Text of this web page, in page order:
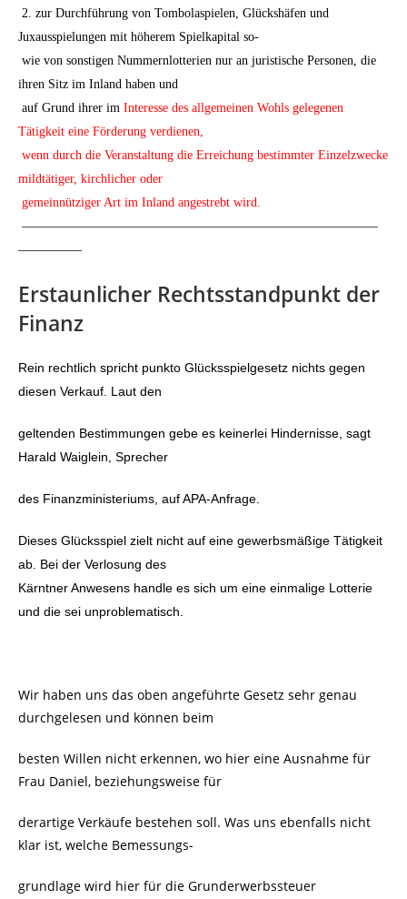
2. zur Durchführung von Tombolaspielen, Glückshäfen und
Juxausspielungen mit höherem Spielkapital so-
wie von sonstigen Nummernlotterien nur an juristische Personen, die
ihren Sitz im Inland haben und
auf Grund ihrer im Interesse des allgemeinen Wohls gelegenen
Tätigkeit eine Förderung verdienen,
wenn durch die Veranstaltung die Erreichung bestimmter Einzelzwecke
mildtätiger, kirchlicher oder
gemeinnütziger Art im Inland angestrebt wird.
————————————————————————————
—————
Erstaunlicher Rechtsstandpunkt der
Finanz
Rein rechtlich spricht punkto Glücksspielgesetz nichts gegen
diesen Verkauf. Laut den
geltenden Bestimmungen gebe es keinerlei Hindernisse, sagt
Harald Waiglein, Sprecher
des Finanzministeriums, auf APA-Anfrage.
Dieses Glücksspiel zielt nicht auf eine gewerbsmäßige Tätigkeit
ab. Bei der Verlosung des
Kärntner Anwesens handle es sich um eine einmalige Lotterie
und die sei unproblematisch.
Wir haben uns das oben angeführte Gesetz sehr genau
durchgelesen und können beim
besten Willen nicht erkennen, wo hier eine Ausnahme für
Frau Daniel, beziehungsweise für
derartige Verkäufe bestehen soll. Was uns ebenfalls nicht
klar ist, welche Bemessungs-
grundlage wird hier für die Grunderwerbssteuer